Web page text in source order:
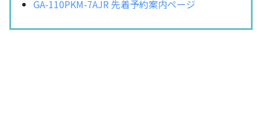
GA-110PKM-7AJR 先着予約案内ページ